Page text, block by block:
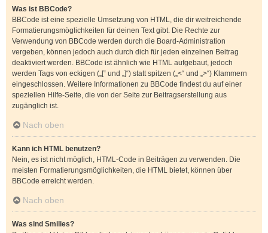
Was ist BBCode?
BBCode ist eine spezielle Umsetzung von HTML, die dir weitreichende
Formatierungsmöglichkeiten für deinen Text gibt. Die Rechte zur
Verwendung von BBCode werden durch die Board-Administration
vergeben, können jedoch auch durch dich für jeden einzelnen Beitrag
deaktiviert werden. BBCode ist ähnlich wie HTML aufgebaut, jedoch
werden Tags von eckigen („[“ und „]“) statt spitzen („<“ und „>“) Klammern
eingeschlossen. Weitere Informationen zu BBCode findest du auf einer
speziellen Hilfe-Seite, die von der Seite zur Beitragserstellung aus
zugänglich ist.
Nach oben
Kann ich HTML benutzen?
Nein, es ist nicht möglich, HTML-Code in Beiträgen zu verwenden. Die
meisten Formatierungsmöglichkeiten, die HTML bietet, können über
BBCode erreicht werden.
Nach oben
Was sind Smilies?